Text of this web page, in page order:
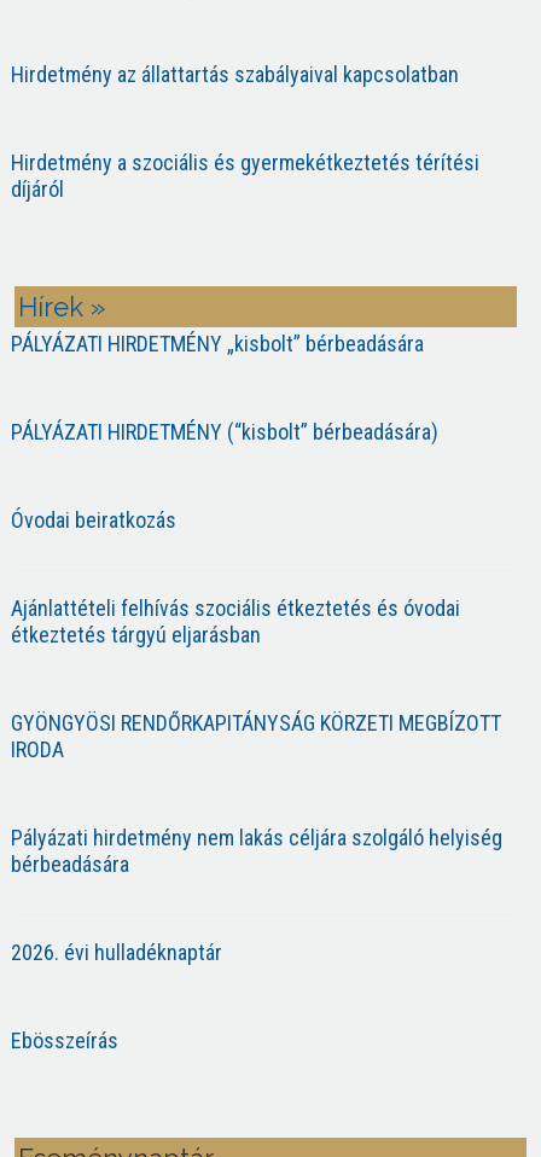
Hirdetmény az állattartás szabályaival kapcsolatban
Hirdetmény a szociális és gyermekétkeztetés térítési
díjáról
Hírek »
PÁLYÁZATI HIRDETMÉNY „kisbolt” bérbeadására
PÁLYÁZATI HIRDETMÉNY (“kisbolt” bérbeadására)
Óvodai beiratkozás
Ajánlattételi felhívás szociális étkeztetés és óvodai
étkeztetés tárgyú eljarásban
GYÖNGYÖSI RENDŐRKAPITÁNYSÁG KÖRZETI MEGBÍZOTT
IRODA
Pályázati hirdetmény nem lakás céljára szolgáló helyiség
bérbeadására
2026. évi hulladéknaptár
Ebösszeírás